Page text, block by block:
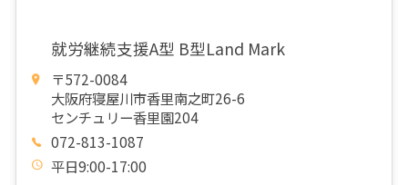
就労継続支援A型 B型Land Mark
〒572-0084
大阪府寝屋川市香里南之町26-6
センチュリー香里園204
072-813-1087
平日9:00-17:00